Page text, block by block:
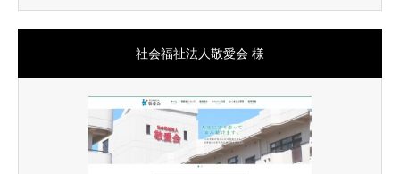
社会福祉法人敬愛会 様